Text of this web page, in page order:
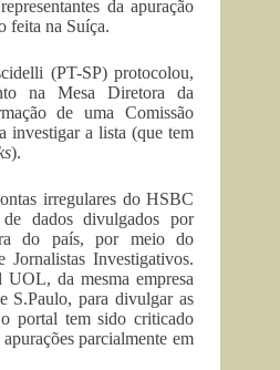
da apuração
feita na Suíça.
(PT-SP) protocolou,
na Mesa Diretora da
de uma Comissão
investigar a lista (que tem
).
irregulares do HSBC
dados divulgados por
do país, por meio do
Jornalistas Investigativos.
da mesma empresa
S.Paulo, para divulgar as
portal tem sido criticado
parcialmente em